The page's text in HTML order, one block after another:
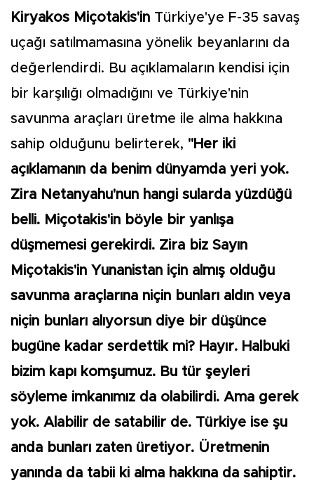
Kiryakos Miçotakis'in Türkiye'ye F-35 savaş
uçağı satılmamasına yönelik beyanlarını da
değerlendirdi. Bu açıklamaların kendisi için
bir karşılığı olmadığını ve Türkiye'nin
savunma araçları üretme ile alma hakkına
sahip olduğunu belirterek, "Her iki
açıklamanın da benim dünyamda yeri yok.
Zira Netanyahu'nun hangi sularda yüzdüğü
belli. Miçotakis'in böyle bir yanlışa
düşmemesi gerekirdi. Zira biz Sayın
Miçotakis'in Yunanistan için almış olduğu
savunma araçlarına niçin bunları aldın veya
niçin bunları alıyorsun diye bir düşünce
bugüne kadar serdettik mi? Hayır. Halbuki
bizim kapı komşumuz. Bu tür şeyleri
söyleme imkanımız da olabilirdi. Ama gerek
yok. Alabilir de satabilir de. Türkiye ise şu
anda bunları zaten üretiyor. Üretmenin
yanında da tabii ki alma hakkına da sahiptir.